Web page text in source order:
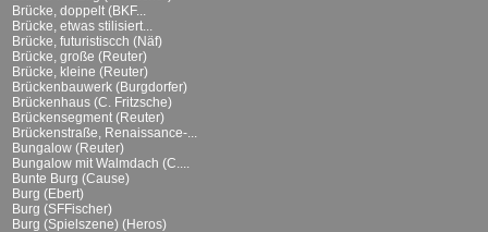
Brücke, doppelt (BKF...
Brücke, etwas stilisiert...
Brücke, futuristiscch (Näf)
Brücke, große (Reuter)
Brücke, kleine (Reuter)
Brückenbauwerk (Burgdorfer)
Brückenhaus (C. Fritzsche)
Brückensegment (Reuter)
Brückenstraße, Renaissance-...
Bungalow (Reuter)
Bungalow mit Walmdach (C....
Bunte Burg (Cause)
Burg (Ebert)
Burg (SFFischer)
Burg (Spielszene) (Heros)